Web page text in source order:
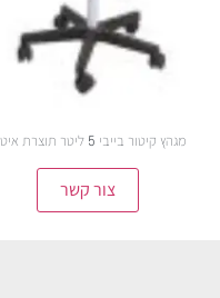
מגהץ קיטור בייבי 5 ליטר תוצרת איטליה
צור קשר